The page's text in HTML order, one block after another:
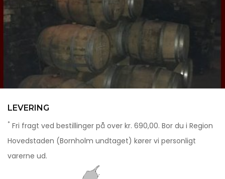
LEVERING
* Fri fragt ved bestillinger på over kr. 690,00. Bor du i Region
Hovedstaden (Bornholm undtaget) kører vi personligt
varerne ud.